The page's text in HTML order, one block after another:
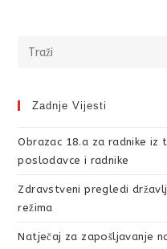
Zadnje Vijesti
Obrazac 18.a za radnike iz
poslodavce i radnike
Zdravstveni pregledi
režima
Natječaj za zapošljavanje